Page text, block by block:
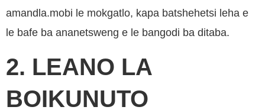
amandla.mobi le mokgatlo, kapa batshehetsi leha e
le bafe ba ananetsweng e le bangodi ba ditaba.
2. LEANO LA
BOIKUNUTO